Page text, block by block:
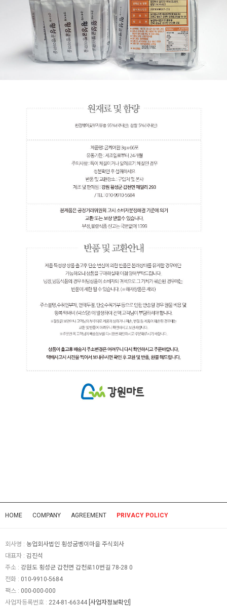
HOME COMPANY AGREEMENT PRIVACY POLICY
회사명 : 농업회사법인 횡성굼벵이마을 주식회사
대표자 : 김진석
주소 : 강원도 횡성군 갑천면 갑천로10번길 78-28 0
전화 : 010-9910-5684
팩스 : 000-000-000
사업자등록번호 : 224-81-66344 [사업자정보확인]